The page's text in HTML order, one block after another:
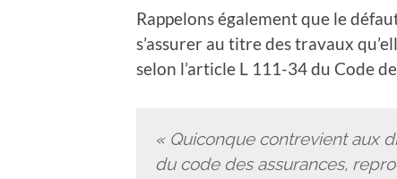
Rappelons également que le
s’assurer au titre des travaux
selon l’article L 111-34 du Code
« Quiconque contrevient aux
du code des assurances,